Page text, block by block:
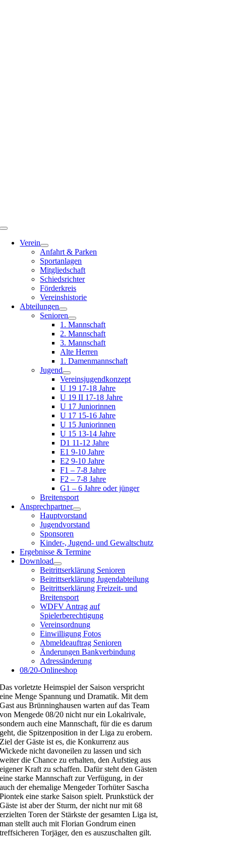
Toggle
NavigationVerein
Anfahrt & Parken
Sportanlagen
Mitgliedschaft
Schiedsrichter
Förderkreis
Vereinshistorie
Abteilungen
Senioren
1. Mannschaft
2. Mannschaft
3. Mannschaft
Alte Herren
1. Damenmannschaft
Jugend
Vereinsjugendkonzept
U 19 17-18 Jahre
U 19 II 17-18 Jahre
U 17 Juniorinnen
U 17 15-16 Jahre
U 15 Juniorinnen
U 15 13-14 Jahre
D1 11-12 Jahre
E1 9-10 Jahre
E2 9-10 Jahre
F1 – 7-8 Jahre
F2 – 7-8 Jahre
G1 – 6 Jahre oder jünger
Breitensport
Ansprechpartner
Hauptvorstand
Jugendvorstand
Sponsoren
Kinder-, Jugend- und Gewaltschutz
Ergebnisse & Termine
Download
Beitrittserklärung Senioren
Beitrittserklärung Jugendabteilung
Beitrittserklärung Freizeit- und
Breitensport
WDFV Antrag auf
Spielerberechtigung
Vereinsordnung
Einwilligung Fotos
Abmeldeauftrag Senioren
Änderungen Bankverbindung
Adressänderung
08/20-Onlineshop
Das vorletzte Heimspiel der Saison verspricht
eine Menge Spannung und Dramatik. Mit dem
Gast aus Brünninghausen warten auf das Team
von Mengede 08/20 nicht nur ein Lokalrivale,
sondern auch eine Mannschaft, für die es darum
geht, die Spitzenposition in der Liga zu erobern.
Ziel der Gäste ist es, die Konkurrenz aus
Wickede nicht davoneilen zu lassen und sich
weiter die Chance zu erhalten, den Aufstieg aus
eigener Kraft zu schaffen. Dafür steht den Gästen
eine starke Mannschaft zur Verfügung, in der
auch der ehemalige Mengeder Torhüter Sascha
Piontek eine starke Saison spielt. Prunkstück der
Gäste ist aber der Sturm, der nicht nur mit 68
erzielten Toren der Stärkste der gesamten Liga ist,
man stellt auch mit Florian Gondrum einen
treffsicheren Torjäger, den es auszuschalten gilt.